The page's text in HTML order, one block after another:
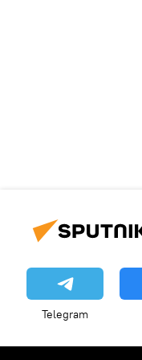
Telegram